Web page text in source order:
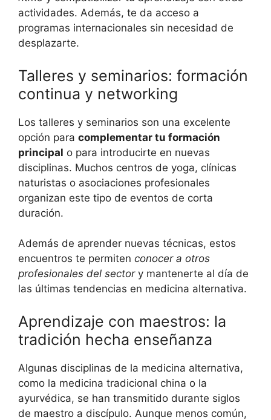
actividades. Además, te da acceso a
programas internacionales sin necesidad de
desplazarte.
Talleres y seminarios: formación
continua y networking
Los talleres y seminarios son una excelente
opción para complementar tu formación
principal o para introducirte en nuevas
disciplinas. Muchos centros de yoga, clínicas
naturistas o asociaciones profesionales
organizan este tipo de eventos de corta
duración.
Además de aprender nuevas técnicas, estos
encuentros te permiten conocer a otros
profesionales del sectory mantenerte al día de
las últimas tendencias en medicina alternativa.
Aprendizaje con maestros: la
tradición hecha enseñanza
Algunas disciplinas de la medicina alternativa,
como la medicina tradicional china o la
ayurvédica, se han transmitido durante siglos
de maestro a discípulo. Aunque menos común,